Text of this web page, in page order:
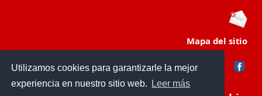
Utilizamos cookies para garantizarle la mejor
experiencia en nuestro sitio web.
Leer más
Mapa del sitio